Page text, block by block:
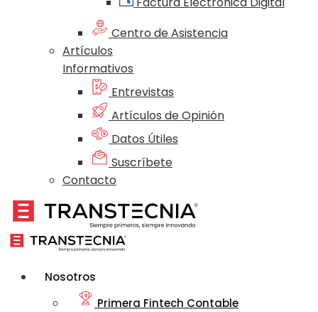
Centro de Asistencia
Artículos
Informativos
Entrevistas
Artículos de Opinión
Datos Útiles
Suscríbete
Contacto
Nosotros
Primera Fintech Contable